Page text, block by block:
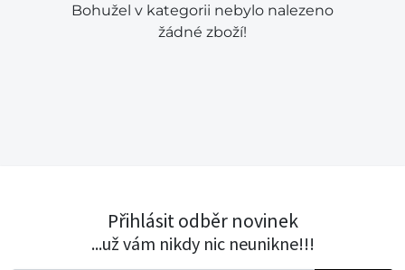
Bohužel v kategorii nebylo nalezeno
žádné zboží!
Přihlásit odběr novinek
...už vám nikdy nic neunikne!!!